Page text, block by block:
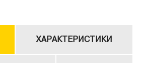
ХАРАКТЕРИСТИКИ